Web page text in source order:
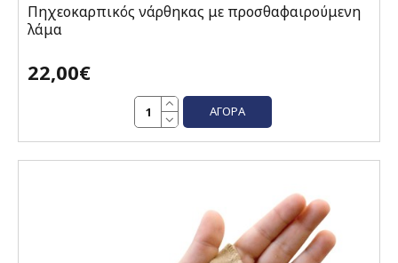
Πηχεοκαρπικός νάρθηκας με προσθαφαιρούμενη
λάμα
22,00€
ΑΓΟΡΆ